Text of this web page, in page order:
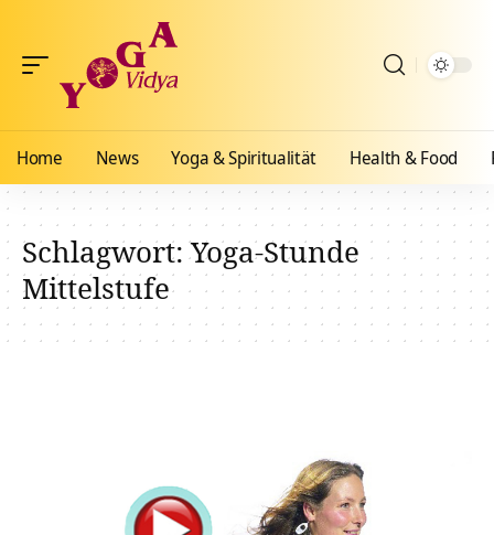
Home News Yoga & Spiritualität Health & Food
Schlagwort:Yoga-Stunde
Mittelstufe